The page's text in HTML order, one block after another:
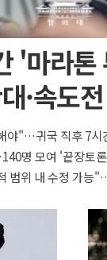
'마라톤
·속도
야"…귀국 직후 7시
명 모여 '끝장토
범위 내 수정 가능